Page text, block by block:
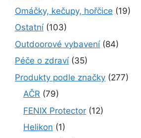
Omáčky, kečupy, hořčice (19)
Ostatní (103)
Outdoorové vybavení (84)
Péče o zdraví (35)
Produkty podle značky (277)
AČR (79)
FENIX Protector (12)
Helikon (1)